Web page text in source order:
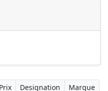
Prix Designation Marque